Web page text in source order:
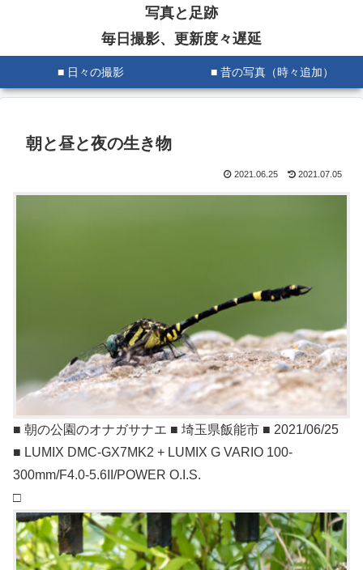
写真と足跡
毎日撮影、更新度々遅延
■ 日々の撮影 ■ 昔の写真（時々追加）
朝と昼と夜の生き物
2021.06.25 2021.07.05
■ 朝の公園のオナガサナエ ■ 埼玉県飯能市 ■ 2021/06/25
■ LUMIX DMC-GX7MK2 + LUMIX G VARIO 100-
300mm/F4.0-5.6II/POWER O.I.S.
□